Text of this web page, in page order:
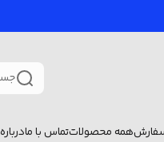
همه محصولاتتماس با ما